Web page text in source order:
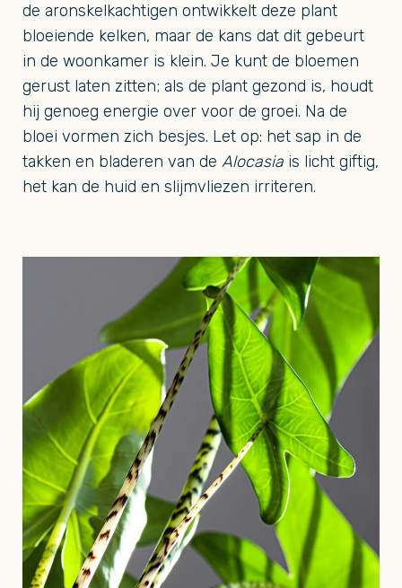
de aronskelkachtigen ontwikkelt deze plant
bloeiende kelken, maar de kans dat dit gebeurt
in de woonkamer is klein. Je kunt de bloemen
gerust laten zitten; als de plant gezond is, houdt
hij genoeg energie over voor de groei. Na de
bloei vormen zich besjes. Let op: het sap in de
takken en bladeren van de Alocasia is licht giftig,
het kan de huid en slijmvliezen irriteren.